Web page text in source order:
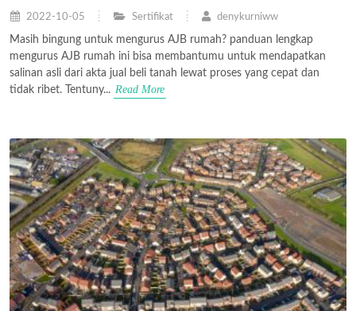
2022-10-05 Sertifikat denykurniww
Masih bingung untuk mengurus AJB rumah? panduan lengkap
mengurus AJB rumah ini bisa membantumu untuk mendapatkan
salinan asli dari akta jual beli tanah lewat proses yang cepat dan
tidak ribet. Tentuny... Read More